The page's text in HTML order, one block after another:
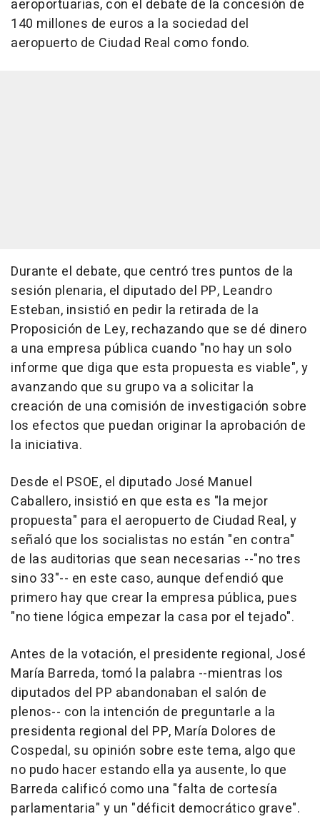
aeroportuarias, con el debate de la concesión de
140 millones de euros a la sociedad del
aeropuerto de Ciudad Real como fondo.
Durante el debate, que centró tres puntos de la
sesión plenaria, el diputado del PP, Leandro
Esteban, insistió en pedir la retirada de la
Proposición de Ley, rechazando que se dé dinero
a una empresa pública cuando "no hay un solo
informe que diga que esta propuesta es viable", y
avanzando que su grupo va a solicitar la
creación de una comisión de investigación sobre
los efectos que puedan originar la aprobación de
la iniciativa.
Desde el PSOE, el diputado José Manuel
Caballero, insistió en que esta es "la mejor
propuesta" para el aeropuerto de Ciudad Real, y
señaló que los socialistas no están "en contra"
de las auditorias que sean necesarias --"no tres
sino 33"-- en este caso, aunque defendió que
primero hay que crear la empresa pública, pues
"no tiene lógica empezar la casa por el tejado".
Antes de la votación, el presidente regional, José
María Barreda, tomó la palabra --mientras los
diputados del PP abandonaban el salón de
plenos-- con la intención de preguntarle a la
presidenta regional del PP, María Dolores de
Cospedal, su opinión sobre este tema, algo que
no pudo hacer estando ella ya ausente, lo que
Barreda calificó como una "falta de cortesía
parlamentaria" y un "déficit democrático grave".